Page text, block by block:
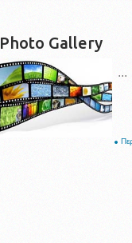
Photo Gallery
...